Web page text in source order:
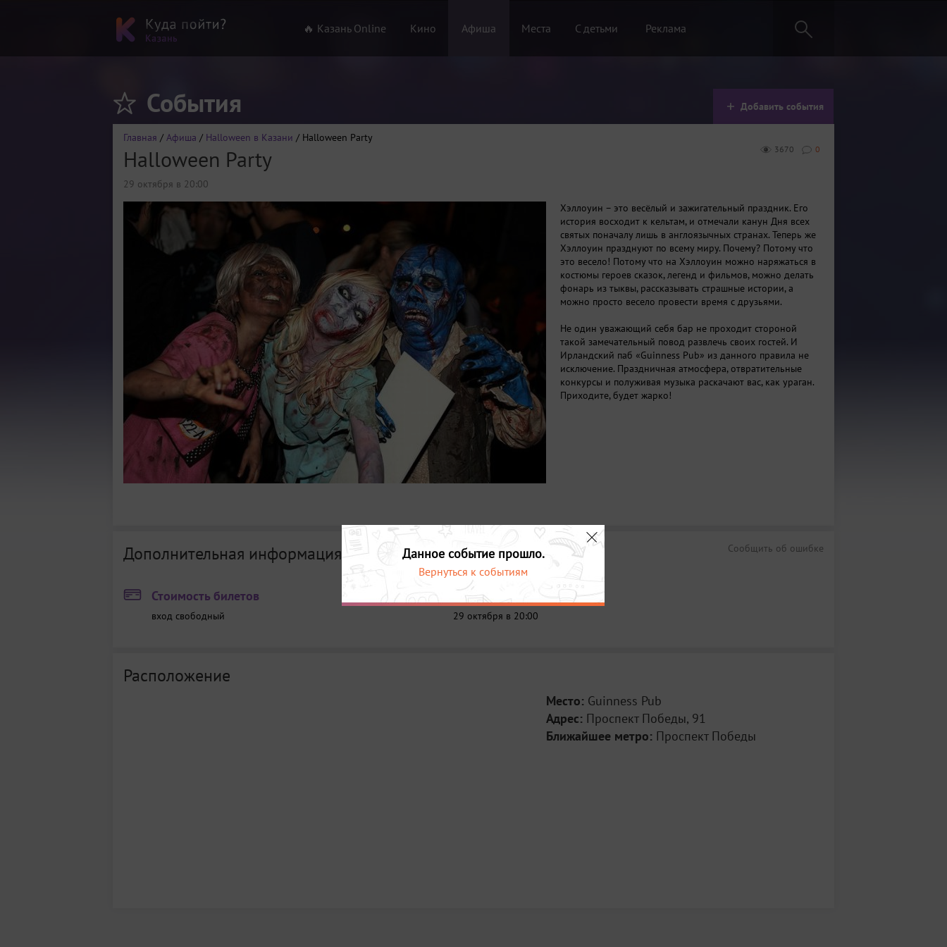
🔥 Казань Online Кино Афиша Места С детьми Реклама
События Добавить события
Главная / Афиша / Halloween в Казани / Halloween Party
0
3670
Halloween Party
29 октября в 20:00
Хэллоуин – это весёлый и зажигательный праздник. Его
история восходит к кельтам, и отмечали канун Дня всех
святых поначалу лишь в англоязычных странах. Теперь же
Хэллоуин празднуют по всему миру. Почему? Потому что
это весело! Потому что на Хэллоуин можно наряжаться в
костюмы героев сказок, легенд и фильмов, можно делать
фонарь из тыквы, рассказывать страшные истории, а
можно просто весело провести время с друзьями.
Не один уважающий себя бар не проходит стороной
такой замечательный повод развлечь своих гостей. И
Ирландский паб «Guinness Pub» из данного правила не
исключение. Праздничная атмосфера, отвратительные
конкурсы и полуживая музыка раскачают вас, как ураган.
Приходите, будет жарко!
Сообщить об ошибке
Дополнительная информация
Стоимость билетов
вход свободный
Дата
29 октября в 20:00
Расположение
Место: Guinness Pub
Адрес: Проспект Победы, 91
Ближайшее метро: Проспект Победы
Данное событие прошло.
Вернуться к событиям